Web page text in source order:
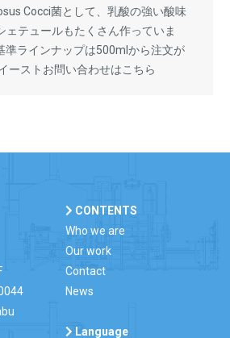
Cocci菌として、乳酸の強い酸味
ェテュールもたくさん作っていま
準ラインナップは500mlから注文が
ーストお問い合わせはこちら
CONTENTS
Who we are
Our work
Contact
News
Language